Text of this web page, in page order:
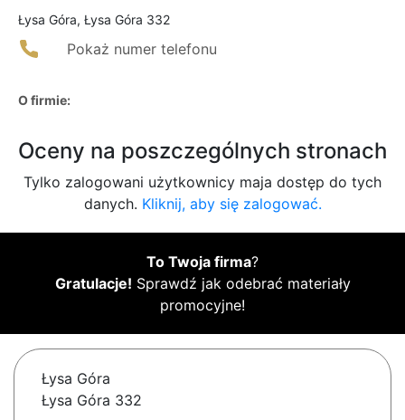
Łysa Góra, Łysa Góra 332
Pokaż numer telefonu
O firmie:
Oceny na poszczególnych stronach
Tylko zalogowani użytkownicy maja dostęp do tych
danych. Kliknij, aby się zalogować.
To Twoja firma?
Gratulacje! Sprawdź jak odebrać materiały
promocyjne!
Łysa Góra
Łysa Góra 332